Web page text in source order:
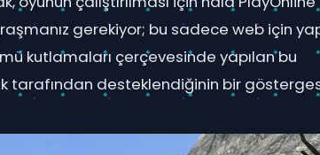
gerekiyor; bu sadece web için
kutlamaları çerçevesinde yapılan bu
tarafından desteklendiğinin bir